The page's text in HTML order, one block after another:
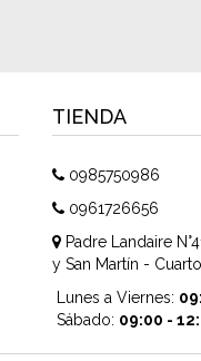
TIENDA
0985750986
0961726656
Padre Landaire
y San Martín -
Lunes a Viernes:
Sábado: 09:00 -